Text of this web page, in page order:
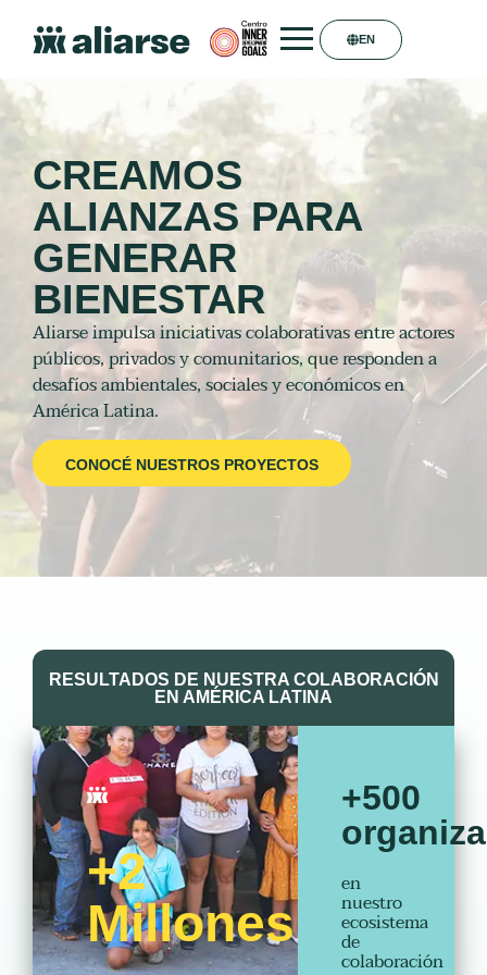
EN
CREAMOS
ALIANZAS PARA
GENERAR
BIENESTAR
Aliarse impulsa iniciativas colaborativas entre actores
públicos, privados y comunitarios, que responden a
desafíos ambientales, sociales y económicos en
América Latina.
CONOCÉ NUESTROS PROYECTOS
RESULTADOS DE NUESTRA COLABORACIÓN
EN AMÉRICA LATINA
+2
Millones
+500
en
nuestro
ecosistema
de
colaboración